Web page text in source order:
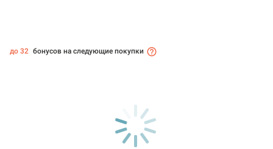
до 32 бонусов на следующие покупки